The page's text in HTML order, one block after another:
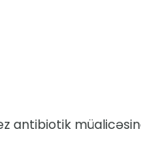
antibiotik